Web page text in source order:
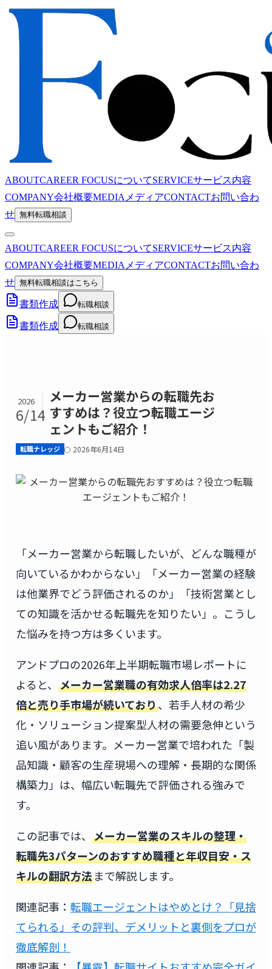
ABOUTCAREER FOCUSについてSERVICEサービス内容
COMPANY会社概要MEDIA メディアCONTACTお問い合わ
せ 無料転職相談
ABOUTCAREER FOCUSについてSERVICEサービス内容
COMPANY会社概要MEDIA メディアCONTACTお問い合わ
せ 無料転職相談はこちら
書類作成 転職相談
書類作成 転職相談
2026
6/14
メーカー営業からの転職先お
すすめは？役立つ転職エージ
ェントもご紹介！
転職ナレッジ 2026年6月14日
「メーカー営業から転職したいが、どんな職種が
向いているかわからない」「メーカー営業の経験
は他業界でどう評価されるのか」「技術営業とし
ての知識を活かせる転職先を知りたい」。こうし
た悩みを持つ方は多くいます。
アンドプロの2026年上半期転職市場レポートに
よると、 メーカー営業職の有効求人倍率は2.27
倍と売り手市場が続いており、若手人材の希少
化・ソリューション提案型人材の需要急伸という
追い風があります。メーカー営業で培われた「製
品知識・顧客の生産現場への理解・長期的な関係
構築力」は、幅広い転職先で評価される強みで
す。
この記事では、 メーカー営業のスキルの整理・
転職先3パターンのおすすめ職種と年収目安・ス
キルの翻訳方法まで解説します。
関連記事： 転職エージェントはやめとけ？「見捨
てられる」その評判、デメリットと裏側をプロが
徹底解剖！